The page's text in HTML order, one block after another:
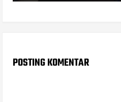
POSTING KOMENTAR